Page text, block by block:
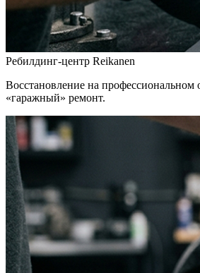
Ребилдинг-центр Reikanen
Восстановление на профессиональном
«гаражный» ремонт.